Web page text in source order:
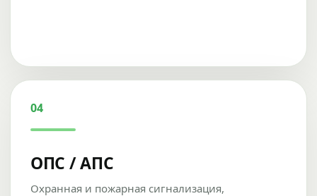
04
ОПС / АПС
Охранная и пожарная сигнализация,